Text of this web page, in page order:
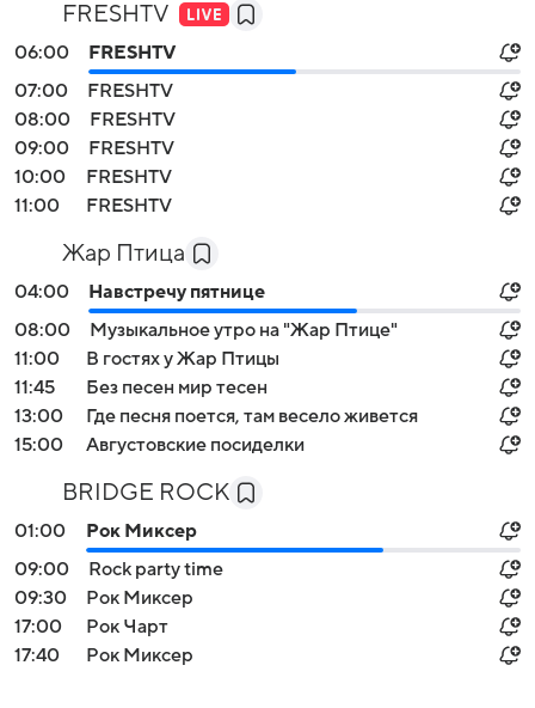
FRESHTV
06:00
FRESHTV
07:00
FRESHTV
08:00
FRESHTV
09:00
FRESHTV
10:00
FRESHTV
11:00
FRESHTV
Жар Птица
04:00
Навстречу пятнице
08:00
Музыкальное утро на "Жар Птице"
11:00
В гостях у Жар Птицы
11:45
Без песен мир тесен
13:00
Где песня поется, там весело живется
15:00
Августовские посиделки
BRIDGE ROCK
01:00
Рок Миксер
09:00
Rock party time
09:30
Рок Миксер
17:00
Рок Чарт
17:40
Рок Миксер